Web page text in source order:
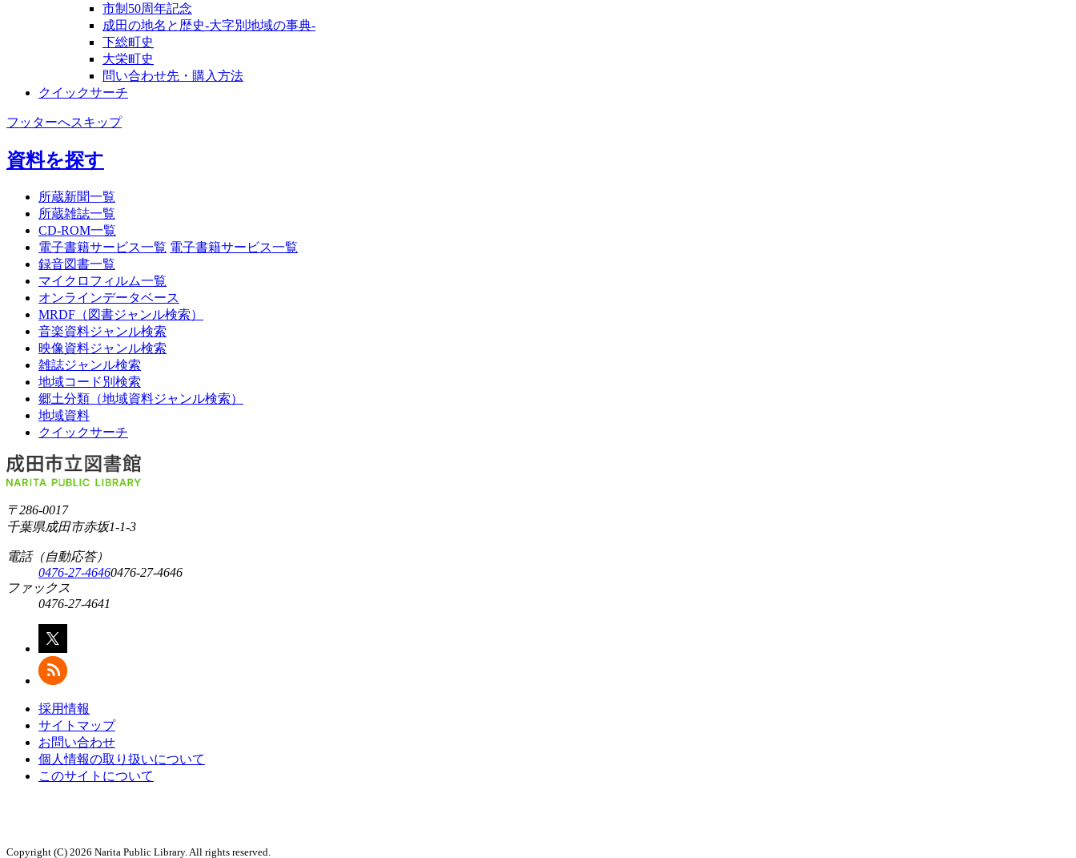
市制50周年記念
成田の地名と歴史-大字別地域の事典-
下総町史
大栄町史
問い合わせ先・購入方法
クイックサーチ
フッターへスキップ
資料を探す
所蔵新聞一覧
所蔵雑誌一覧
CD-ROM一覧
電子書籍サービス一覧 電子書籍サービス一覧
録音図書一覧
マイクロフィルム一覧
オンラインデータベース
MRDF（図書ジャンル検索）
音楽資料ジャンル検索
映像資料ジャンル検索
雑誌ジャンル検索
地域コード別検索
郷土分類（地域資料ジャンル検索）
地域資料
クイックサーチ
〒286-0017
千葉県成田市赤坂1-1-3
電話（自動応答）
0476-27-46460476-27-4646
ファックス
0476-27-4641
採用情報
サイトマップ
お問い合わせ
個人情報の取り扱いについて
このサイトについて
Copyright (C) 2026 Narita Public Library. All rights reserved.